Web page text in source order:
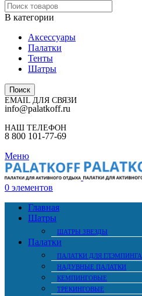
В категории
Аксессуары
Палатки
Тенты
Шатры
Поиск
EMAIL ДЛЯ СВЯЗИ
info@palatkoff.ru
НАШ ТЕЛЕФОН
8 800 101-77-69
Меню
0 элементов
Главная
Шатры
ШАТРЫ ЗВЕЗДЫ
Палатки
ПАЛАТКИ ДЛЯ ГЛЭМПИНГА
НАДУВНЫЕ ПАЛАТКИ
КЕМПИНГОВЫЕ
ТРЕКИНГОВЫЕ